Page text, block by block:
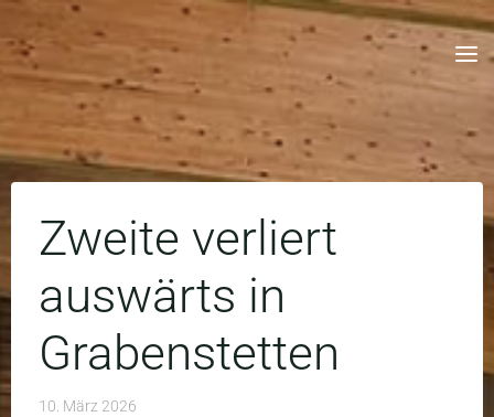
to
content
Zweite verliert
auswärts in
Grabenstetten
10. März 2026